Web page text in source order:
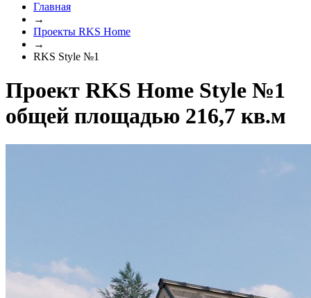
Главная
→
Проекты RKS Home
→
RKS Style №1
Проект RKS Home Style №1
общей площадью 216,7 кв.м